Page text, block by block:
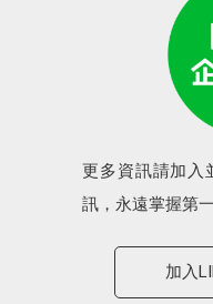
更多資訊請加入
訊，永遠掌握第
加入